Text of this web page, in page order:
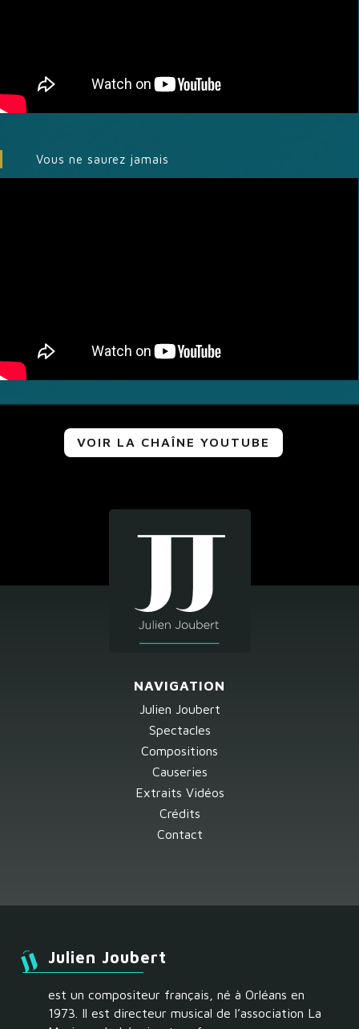
Vous ne saurez jamais
VOIR LA CHAÎNE YOUTUBE
Julien Joubert
est un compositeur français, né à Orléans en
1973. Il est directeur musical de l’association La
NAVIGATION
Julien Joubert
Spectacles
Compositions
Causeries
Extraits Vidéos
Crédits
Contact